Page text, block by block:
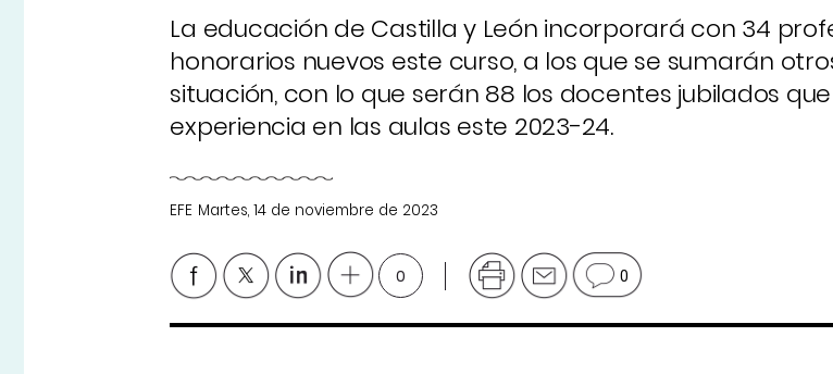
La educación de Castilla y León incorporará con 34
honorarios nuevos este curso, a los que se sumarán
situación, con lo que serán 88 los docentes jubilados
experiencia en las aulas este 2023-24.
EFE Martes, 14 de noviembre de 2023
0 0